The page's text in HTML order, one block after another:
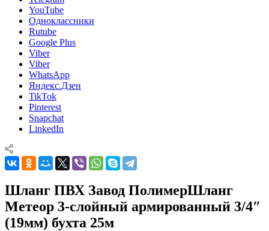
YouTube
Одноклассники
Rutube
Google Plus
Viber
Viber
WhatsApp
Яндекс.Дзен
TikTok
Pinterest
Snapchat
LinkedIn
Шланг ПВХ Завод ПолимерШланг
Метеор 3-слойный армированный 3/4″
(19мм) бухта 25м